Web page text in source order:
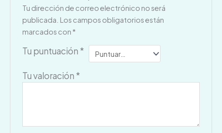
Tu dirección de correo electrónico no será
publicada. Los campos obligatorios están
marcados con *
Tu puntuación *
Tu valoración *